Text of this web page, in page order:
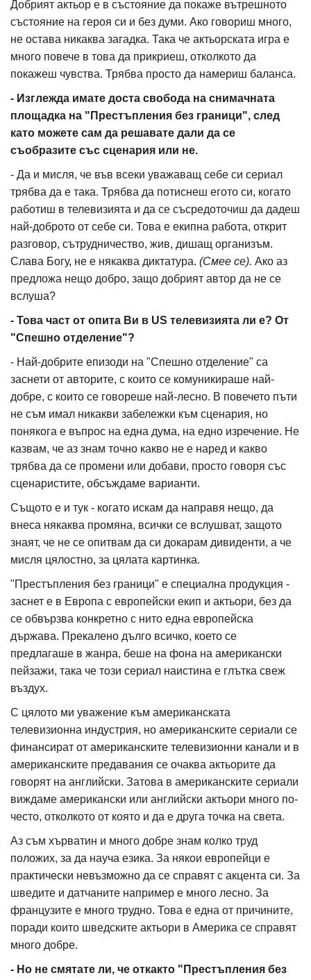
Добрият актьор е в състояние да покаже вътрешното
състояние на героя си и без думи. Ако говориш много,
не остава никаква загадка. Така че актьорската игра е
много повече в това да прикриеш, отколкото да
покажеш чувства. Трябва просто да намериш баланса.
- Изглежда имате доста свобода на снимачната
площадка на "Престъпления без граници", след
като можете сам да решавате дали да се
съобразите със сценария или не.
- Да и мисля, че във всеки уважаващ себе си сериал
трябва да е така. Трябва да потиснеш егото си, когато
работиш в телевизията и да се съсредоточиш да дадеш
най-доброто от себе си. Това е екипна работа, открит
разговор, сътрудничество, жив, дишащ организъм.
Слава Богу, не е някаква диктатура. (Смее се). Ако аз
предложа нещо добро, защо добрият автор да не се
вслуша?
- Това част от опита Ви в US телевизията ли е? От
"Спешно отделение"?
- Най-добрите епизоди на "Спешно отделение" са
заснети от авторите, с които се комуникираше най-
добре, с които се говореше най-лесно. В повечето пъти
не съм имал никакви забележки към сценария, но
понякога е въпрос на една дума, на едно изречение. Не
казвам, че аз знам точно какво не е наред и какво
трябва да се промени или добави, просто говоря със
сценаристите, обсъждаме варианти.
Същото е и тук - когато искам да направя нещо, да
внеса някаква промяна, всички се вслушват, защото
знаят, че не се опитвам да си докарам дивиденти, а че
мисля цялостно, за цялата картинка.
"Престъпления без граници" е специална продукция -
заснет е в Европа с европейски екип и актьори, без да
се обвързва конкретно с нито една европейска
държава. Прекалено дълго всичко, което се
предлагаше в жанра, беше на фона на американски
пейзажи, така че този сериал наистина е глътка свеж
въздух.
С цялото ми уважение към американската
телевизионна индустрия, но американските сериали се
финансират от американските телевизионни канали и в
американските предавания се очаква актьорите да
говорят на английски. Затова в американските сериали
виждаме американски или английски актьори много по-
често, отколкото от която и да е друга точка на света.
Аз съм хърватин и много добре знам колко труд
положих, за да науча езика. За някои европейци е
практически невъзможно да се справят с акцента си. За
шведите и датчаните например е много лесно. За
французите е много трудно. Това е една от причините,
поради които шведските актьори в Америка се справят
много добре.
- Но не смятате ли, че откакто "Престъпления без